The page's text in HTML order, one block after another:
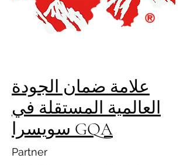
علامة ضمان الجودة
العالمية المستقلة في
سويسرا GQA
Partner